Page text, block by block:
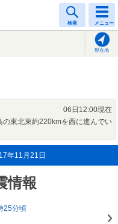
検索 メニュー
現在地
06日12:00現在
東北東約220kmを西に進んでい
年11月21日
情報
25分頃